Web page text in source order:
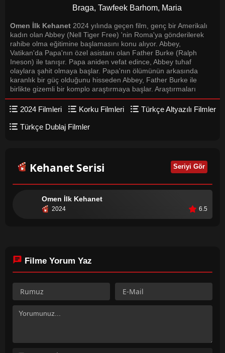
Braga, Tawfeek Barhom, Maria
Caballero, Charles Dance, Bill Nighy,
Nicole Sorace
Omen İlk Kehanet 2024 yılında geçen film, genç bir Amerikalı
kadın olan Abbey (Nell Tiger Free) 'nin Roma'ya gönderilerek
rahibe olma eğitimine başlamasını konu alıyor. Abbey,
Vatikan'da Papa'nın özel asistanı olan Father Burke (Ralph
Ineson) ile tanışır. Papa aniden vefat edince, Abbey tuhaf
olaylara şahit olmaya başlar. Papa'nın ölümünün arkasında
karanlık bir güç olduğunu hisseden Abbey, Father Burke ile
birlikte gizemli bir komplo araştırmaya başlar. Araştırmaları
sırasında Abbey, 666 sayısını taşıyan ve dünyayı ele geçirmek
isteyen şeytani bir varlığın varlığını keşfeder. Bu varlığın
ilişkilendirilmektedir. Abbey ve Father Burke, Omen'in doğmasını
durdurmak için zamana karşı yarışmaya başlar. Bu mücadele
2024 Filmleri Korku Filmleri Türkçe Altyazılı Filmler
Türkçe Dublaj Filmler
Kehanet Serisi Seriyi Gör
Omen İlk Kehanet
2024 6.5
Filme Yorum Yaz